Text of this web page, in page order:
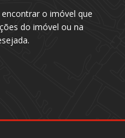
o imóvel que
do imóvel ou na